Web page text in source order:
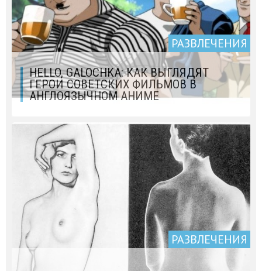
РАЗВЛЕЧЕНИЯ
HELLO, GALOCHKA: КАК ВЫГЛЯДЯТ
ГЕРОИ СОВЕТСКИХ ФИЛЬМОВ В
АНГЛОЯЗЫЧНОМ АНИМЕ
РАЗВЛЕЧЕНИЯ